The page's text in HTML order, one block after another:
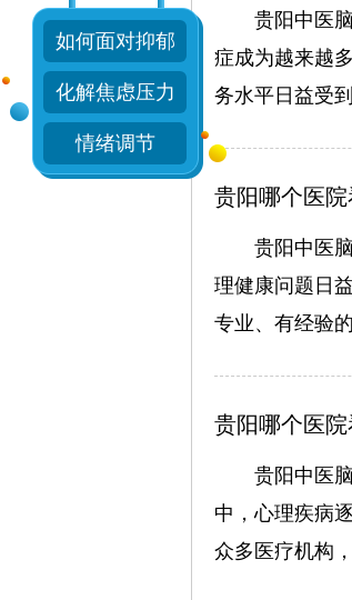
贵阳中医
症成为越来越
务水平日益受
贵阳哪个医
贵阳中医
理健康问题日
专业、有经验
贵阳哪个医
贵阳中医
中，心理疾病
众多医疗机构
如何面对抑郁
化解焦虑压力
情绪调节